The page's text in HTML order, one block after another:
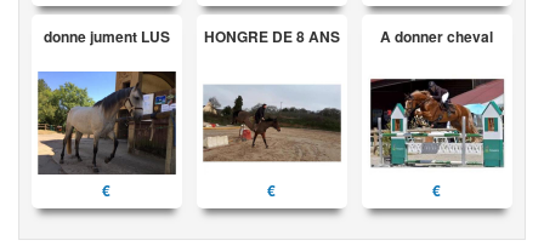
donne jument LUS
€
HONGRE DE 8 ANS
€
A donner cheval
€